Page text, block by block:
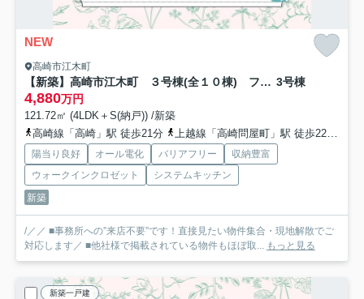
NEW
高崎市江木町
【新築】高崎市江木町 ３号棟(全１０棟) フェリディアガーデン 新築建売分譲 3号棟
4,880万円
121.72㎡ (4LDK＋S(納戸)) /新築
高崎線「高崎」駅 徒歩21分
上越線「高崎問屋町」駅 徒歩22分
陽当り良好 オール電化 バリアフリー
収納豊富
ウォークインクロゼット
システムキッチン
新築
/／／ ■事務所への”来店不要”です！直接見たい物件集合・現地解散でご
対応します／ ■他社様で掲載されている物件もほぼ取... もっと見る
新築一戸建